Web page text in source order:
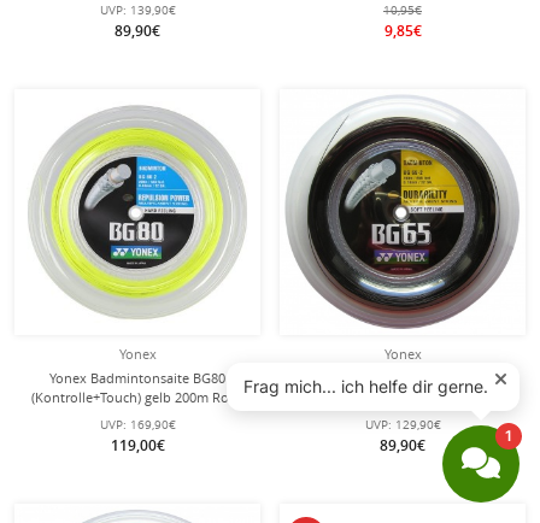
UVP: 139,90€
89,90€
10,95€
9,85€
Yonex
Yonex Badmintonsaite BG80
(Kontrolle+Touch) gelb 200m Rolle
UVP: 169,90€
119,00€
Yonex
Yonex Badmintonsaite BG 65
0.70mm (Allround+Haltbarkeit)
schwarz 200m Rolle
UVP: 129,90€
89,90€